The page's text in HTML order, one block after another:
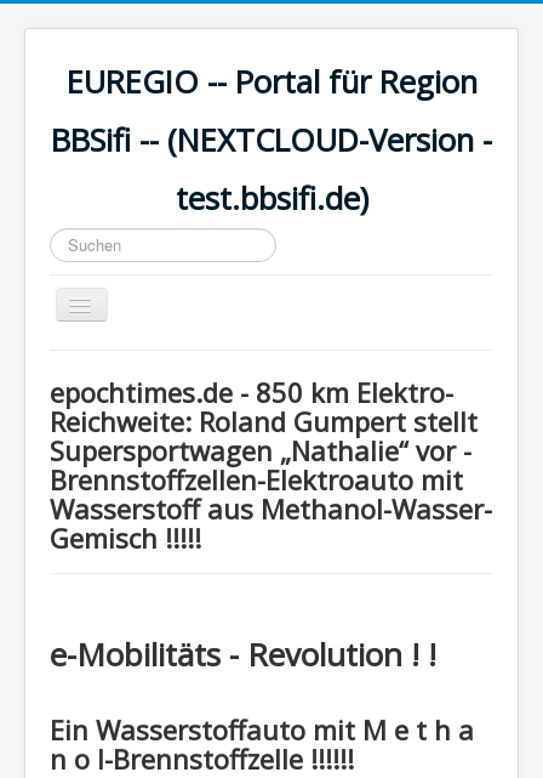
EUREGIO -- Portal für Region
BBSifi -- (NEXTCLOUD-Version -
test.bbsifi.de)
Suchen
...
Navigation
an/aus
H A U P T M E N Ü
EUREGIO - Inhalte
KULTUR
WISSEN - aktuell
epochtimes.de - 850 km Elektro-
Reichweite: Roland Gumpert stellt
Supersportwagen „Nathalie“ vor -
Brennstoffzellen-Elektroauto mit
Wasserstoff aus Methanol-Wasser-
Gemisch !!!!!
e-Mobilitäts - Revolution ! !
Ein Wasserstoffauto mit M e t h a
n o l-Brennstoffzelle !!!!!!